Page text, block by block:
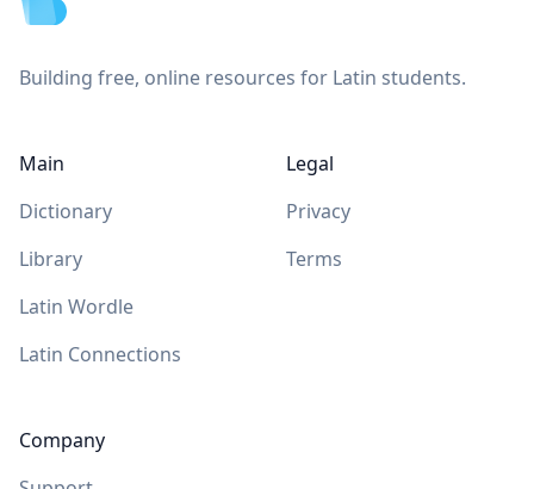
Building free, online resources for Latin students.
Main
Dictionary
Library
Latin Wordle
Latin Connections
Company
Legal
Privacy
Terms